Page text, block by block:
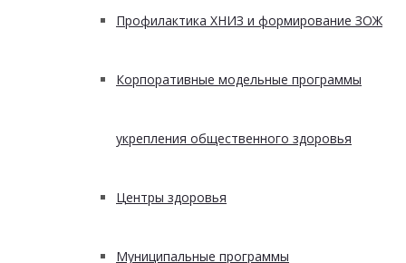
Профилактика ХНИЗ и формирование ЗОЖ
Корпоративные модельные программы
укрепления общественного здоровья
Центры здоровья
Муниципальные программы